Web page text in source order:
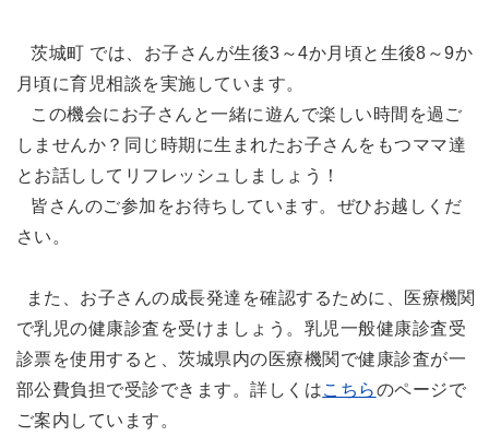
茨城町 では、お子さんが生後3～4か月頃と生後8～9か
月頃に育児相談を実施しています。
この機会にお子さんと一緒に遊んで楽しい時間を過ご
しませんか？同じ時期に生まれたお子さんをもつママ達
とお話ししてリフレッシュしましょう！
皆さんのご参加をお待ちしています。ぜひお越しくだ
さい。
また、 お子さんの成長発達を確認するために、医療機関
で乳児の健康診査を受けましょう。乳児一般健康診査受
診票を使用すると、茨城県内の医療機関で健康診査が一
部公費負担で受診できます。詳しくはこちらのページで
ご案内しています。